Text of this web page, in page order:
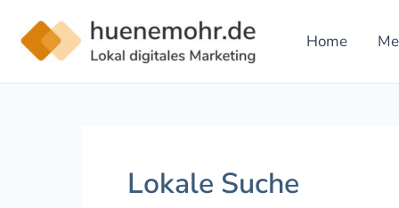
Inhalt
springen
Home
Lokale Suche